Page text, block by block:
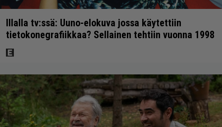
Illalla tv:ssä: Uuno-elokuva jossa käytettiin
tietokonegrafiikkaa? Sellainen tehtiin vuonna 1998